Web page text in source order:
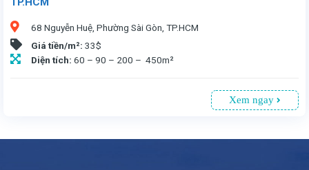
68 Nguyễn Huệ, Phường Sài Gòn, TP.HCM
Giá tiền/m²: 33$
Diện tích: 60 – 90 – 200 – 450m²
Xem ngay